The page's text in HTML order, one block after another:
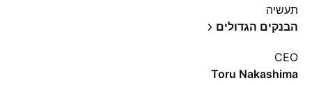
תעשיה
הבנקים הגדולים
CEO
Toru Nakashima